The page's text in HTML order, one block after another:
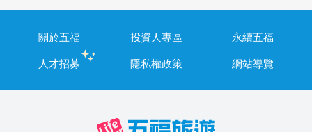
關於五福 投資人專區
永續五福
人才招募
隱私權政策 網站導覽